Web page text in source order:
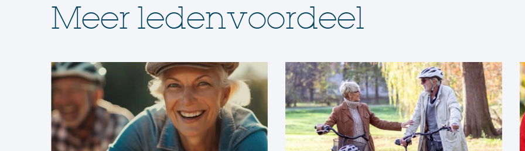
Meer ledenvoordeel